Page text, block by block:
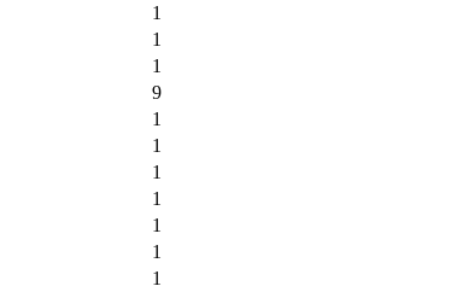
1
1
1
9
1
1
1
1
1
1
1